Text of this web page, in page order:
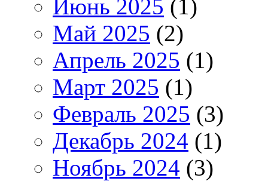
Июнь 2025 (1)
Май 2025 (2)
Апрель 2025 (1)
Март 2025 (1)
Февраль 2025 (3)
Декабрь 2024 (1)
Ноябрь 2024 (3)